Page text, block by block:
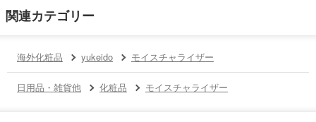
関連カテゴリー
海外化粧品 yukeido モイスチャライザー
日用品・雑貨他 化粧品 モイスチャライザー